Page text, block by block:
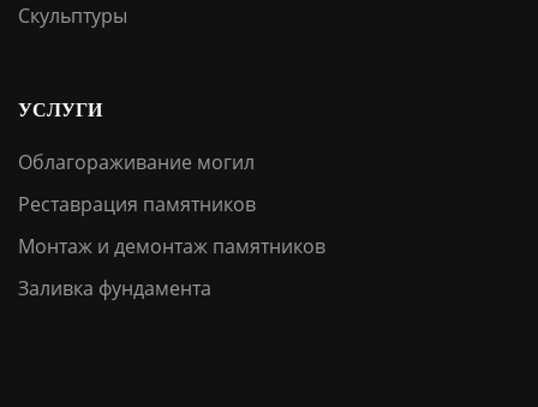
Скульптуры
УСЛУГИ
Облагораживание могил
Реставрация памятников
Монтаж и демонтаж памятников
Заливка фундамента